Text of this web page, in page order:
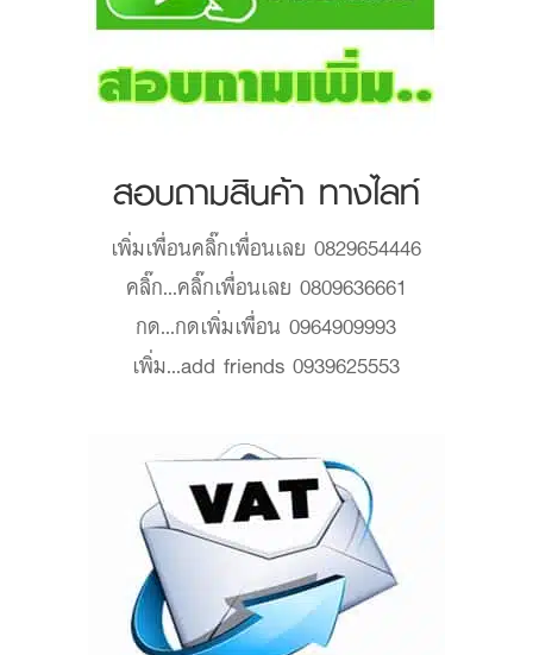
สอบถามสินค้า ทางไลท์
เพิ่มเพื่อนคลิ๊กเพื่อนเลย 0829654446
คลิ๊ก...คลิ๊กเพื่อนเลย 0809636661
กด...กดเพิ่มเพื่อน 0964909993
เพิ่ม...add friends 0939625553